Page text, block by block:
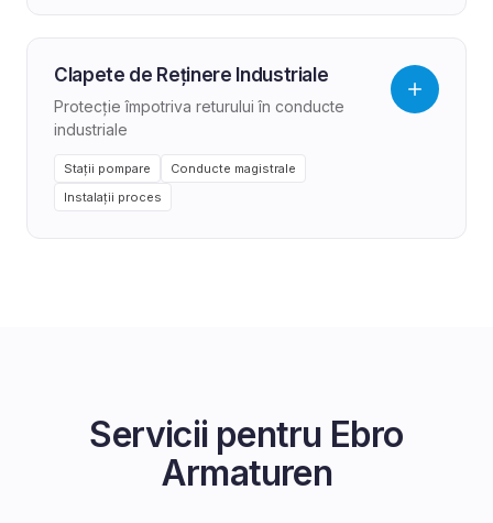
Clapete de Reținere Industriale
Protecție împotriva returului în conducte
industriale
Stații pompare
Conducte magistrale
Instalații proces
Servicii pentru Ebro
Armaturen